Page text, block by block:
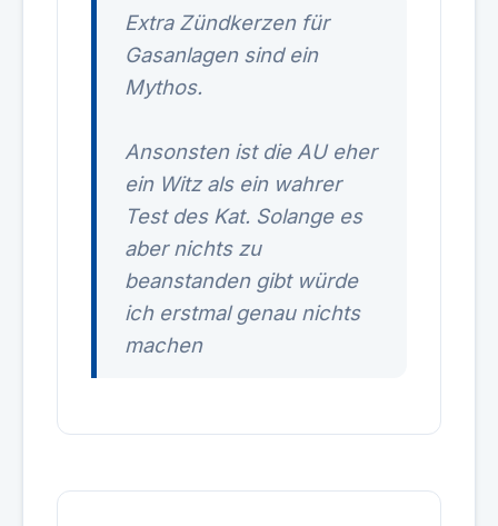
Extra Zündkerzen für
Gasanlagen sind ein
Mythos.
Ansonsten ist die AU eher
ein Witz als ein wahrer
Test des Kat. Solange es
aber nichts zu
beanstanden gibt würde
ich erstmal genau nichts
machen